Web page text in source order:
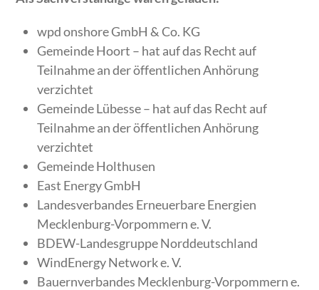
wpd onshore GmbH & Co. KG
Gemeinde Hoort – hat auf das Recht auf
Teilnahme an der öffentlichen Anhörung
verzichtet
Gemeinde Lübesse – hat auf das Recht auf
Teilnahme an der öffentlichen Anhörung
verzichtet
Gemeinde Holthusen
East Energy GmbH
Landesverbandes Erneuerbare Energien
Mecklenburg-Vorpommern e. V.
BDEW-Landesgruppe Norddeutschland
WindEnergy Network e. V.
Bauernverbandes Mecklenburg-Vorpommern e.